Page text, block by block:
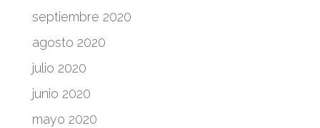
septiembre 2020
agosto 2020
julio 2020
junio 2020
mayo 2020